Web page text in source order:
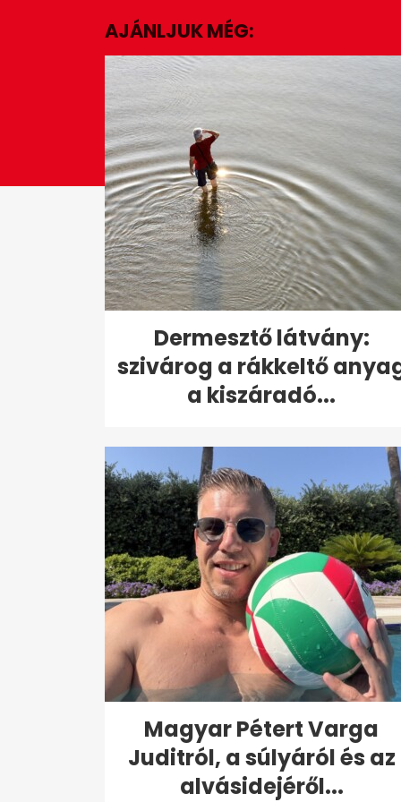
45
secondsVolume
0%
AJÁNLJUK MÉG:
Dermesztő látvány:
szivárog a rákkeltő
a kiszáradó...
Magyar Pétert Varga
Juditról, a súlyáról és az
alvásidejéről...